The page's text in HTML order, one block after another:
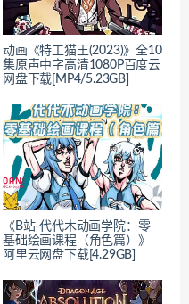
动画《特工猫王(2023)》全10
集原声中字高清1080P百度云
网盘下载[MP4/5.23GB]
《B站-代代木动画学院：零
基础绘画课程（角色篇）》
阿里云网盘下载[4.29GB]